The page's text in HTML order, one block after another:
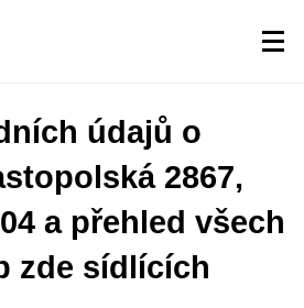
údajů o
2867,
a přehled všech
zde sídlících